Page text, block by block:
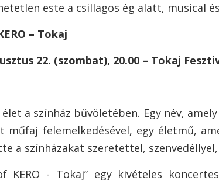
este a csillagos ég alatt, musical
– Tokaj
22. (szombat), 20.00 – Tokaj
élet a színház bűvöletében. Egy név,
műfaj felemelkedésével, egy életmű,
a színházakat szeretettel,
KERO - Tokaj” egy kivételes